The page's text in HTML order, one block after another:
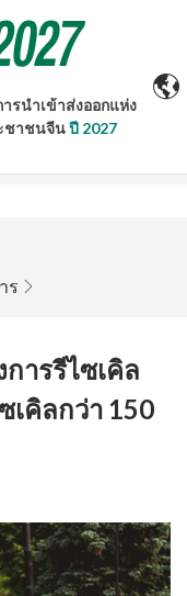
มีไว้เพื่อเป็นข้อมูล
งอิงจากฉบับภาษา
ๆ
รนำเข้าส่งออกแห่ง
ชาชนจีนปี 2027
ร
ารรีไซเคิล
คิลกว่า 150